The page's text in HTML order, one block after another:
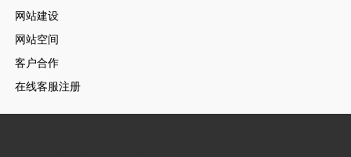
网站建设
网站空间
客户合作
在线客服注册